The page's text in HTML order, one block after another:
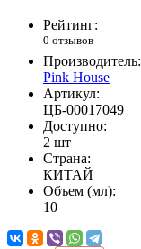
Рейтинг:
0 отзывов
Производитель:
Pink House
Артикул:
ЦБ-00017049
Доступно:
2 шт
Страна:
КИТАЙ
Объем (мл):
10